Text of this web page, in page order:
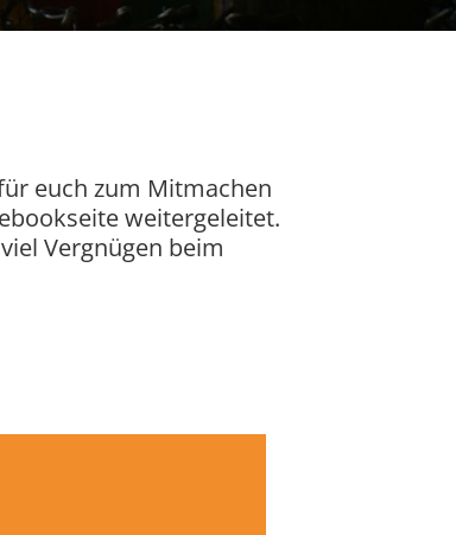
euch zum Mitmachen
weitergeleitet.
Vergnügen beim